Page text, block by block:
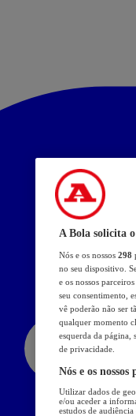
A Bola solicita
Nós e os nossos 298
no seu dispositivo.
e os nossos
seu consentimento,
vê poderão não ser
qualquer momento
esquerda da página,
de privacidade.
Nós e os
Utilizar dados de
e/ou aceder a
estudos de